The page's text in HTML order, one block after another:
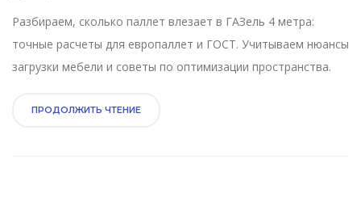
Разбираем, сколько паллет влезает в ГАЗель 4 метра:
точные расчеты для европаллет и ГОСТ. Учитываем нюансы
загрузки мебели и советы по оптимизации пространства.
ПРОДОЛЖИТЬ ЧТЕНИЕ